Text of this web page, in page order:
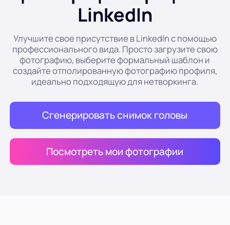
Фотографии уборки
Восстановить старое фото
Бесплатный компрессор изображений
Инструменты электронной коммерции
LinkedIn
Улучшите свое присутствие в LinkedIn с помощью
профессионального вида. Просто загрузите свою
фотографию, выберите формальный шаблон и
создайте отполированную фотографию профиля,
идеально подходящую для нетворкинга.
Сгенерировать снимок головы
Посмотреть мои фотографии